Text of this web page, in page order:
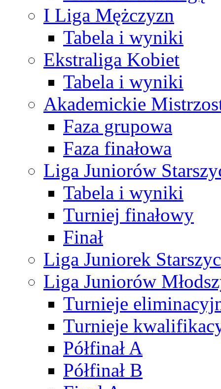
I Liga Mężczyzn
Tabela i wyniki
Ekstraliga Kobiet
Tabela i wyniki
Akademickie
Faza grupowa
Faza finałowa
Liga Juniorów
Tabela i wyniki
Turniej finałowy
Finał
Liga Juniorek
Liga Juniorów
Turnieje
Turnieje
Półfinał A
Półfinał B